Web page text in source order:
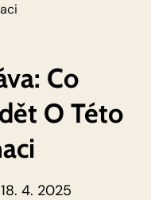
Co
O Této
18. 4. 2025